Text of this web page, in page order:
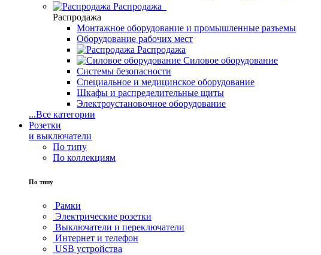
Распродажа
Распродажа
Монтажное оборудование и промышленные разъемы
Оборудование рабочих мест
Распродажа
Силовое оборудование
Системы безопасности
Специальное и медицинское оборудование
Шкафы и распределительные щиты
Электроустановочное оборудование
...Все категории
Розетки
и выключатели
По типу
По коллекциям
По типу
Рамки
Электрические розетки
Выключатели и переключатели
Интернет и телефон
USB устройства